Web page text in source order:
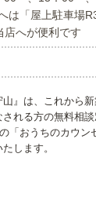
は「屋上駐車場
店へが便利です
山』は、これから
れる方の無料相
「おうちのカウン
します。